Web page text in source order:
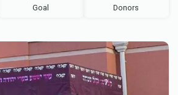
Goal Donors